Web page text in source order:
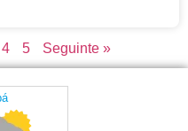
4 5 Seguinte »